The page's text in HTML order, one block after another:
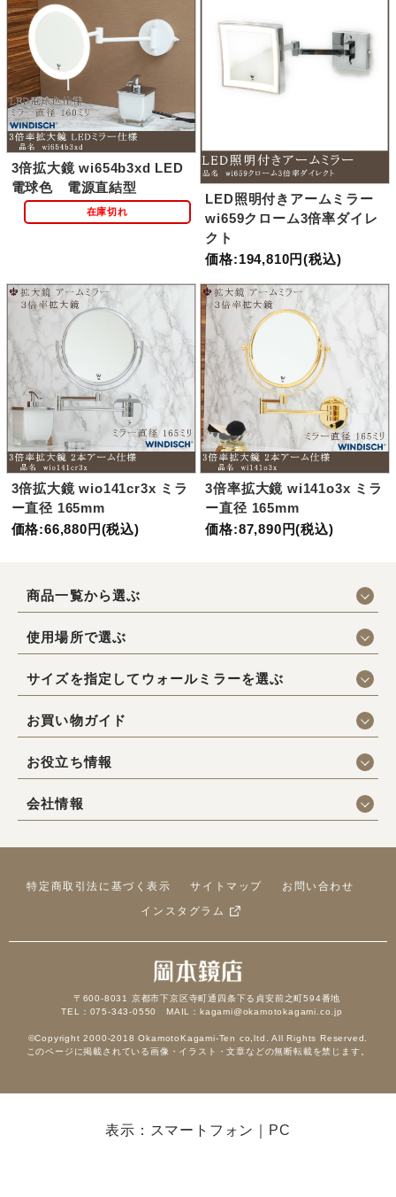
3倍拡大鏡 wi654b3xd LED
電球色 電源直結型
在庫切れ
LED照明付きアームミラー
wi659クローム3倍率ダイレ
クト
価格:194,810円(税込)
3倍拡大鏡 wio141cr3x ミラ
ー直径 165mm
価格:66,880円(税込)
3倍率拡大鏡 wi141o3x ミラ
ー直径 165mm
価格:87,890円(税込)
商品一覧から選ぶ
使用場所で選ぶ
サイズを指定してウォールミラーを選ぶ
お買い物ガイド
お役立ち情報
会社情報
特定商取引法に基づく表示 サイトマップ
お問い合わせ
インスタグラム
〒600-8031 京都市下京区寺町通四条下る貞安前之町594番地
TEL：075-343-0550 MAIL：kagami@okamotokagami.co.jp
©Copyright 2000-2018 OkamotoKagami-Ten co,ltd. All Rights Reserved.
このページに掲載されている画像・イラスト・文章などの無断転載を禁じます。
表示：スマートフォン｜ PC